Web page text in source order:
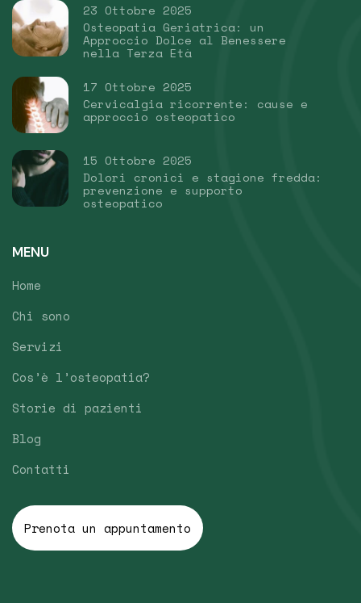
23 Ottobre 2025
Osteopatia Geriatrica: un
Approccio Dolce al Benessere
nella Terza Età
17 Ottobre 2025
Cervicalgia ricorrente: cause e
approccio osteopatico
15 Ottobre 2025
Dolori cronici e stagione fredda:
prevenzione e supporto
osteopatico
MENU
Home
Chi sono
Servizi
Cos’è l’osteopatia?
Storie di pazienti
Blog
Contatti
Prenota un appuntamento